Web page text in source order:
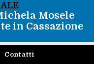
Mosele
in Cassazione
Contatti